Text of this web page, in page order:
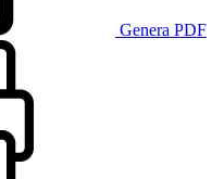
Genera PDF